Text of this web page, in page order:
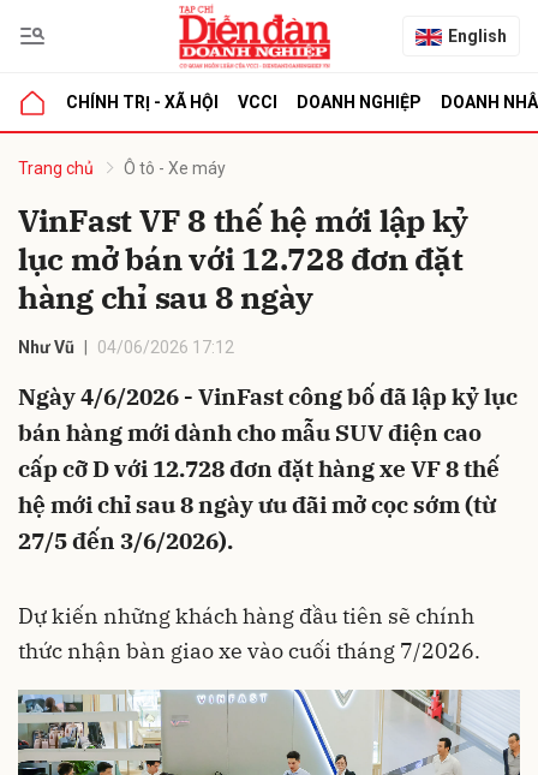
English
CHÍNH TRỊ - XÃ HỘI VCCI DOANH NGHIỆP DOANH
Trang chủ Ô tô - Xe máy
VinFast VF 8 thế hệ mới lập kỷ
lục mở bán với 12.728 đơn đặt
hàng chỉ sau 8 ngày
Như Vũ 04/06/2026 17:12
Ngày 4/6/2026 - VinFast công bố đã lập kỷ lục
bán hàng mới dành cho mẫu SUV điện cao
cấp cỡ D với 12.728 đơn đặt hàng xe VF 8 thế
hệ mới chỉ sau 8 ngày ưu đãi mở cọc sớm (từ
27/5 đến 3/6/2026).
Dự kiến những khách hàng đầu tiên sẽ chính
thức nhận bàn giao xe vào cuối tháng 7/2026.
luận
Hủy